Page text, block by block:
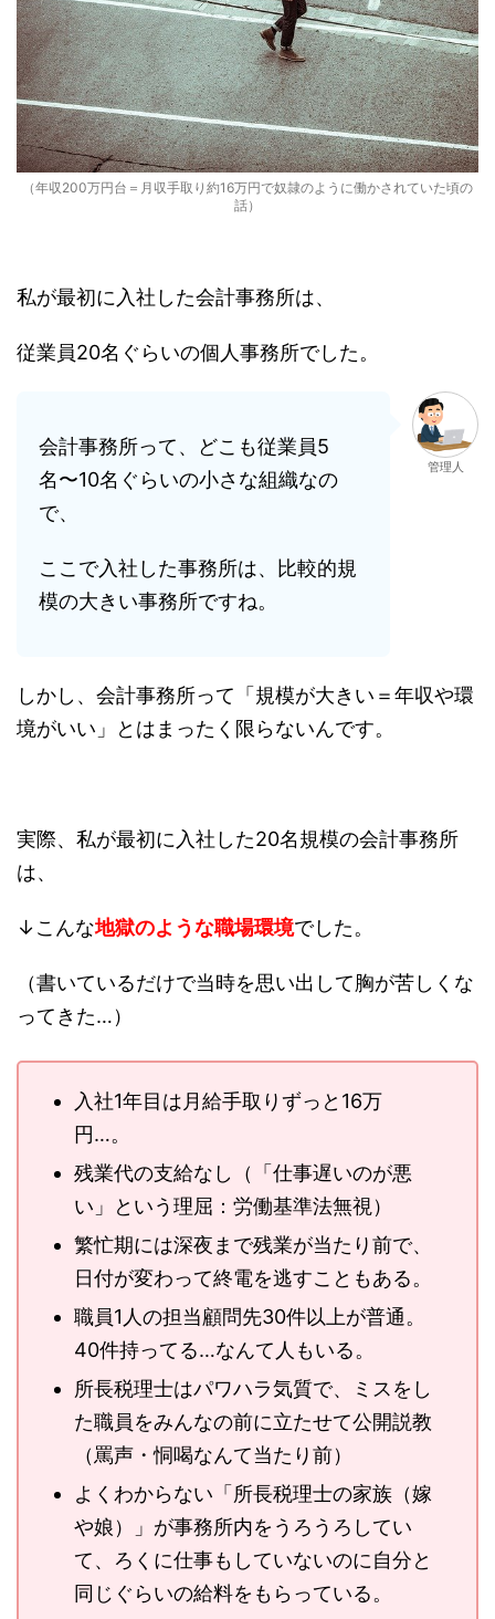
（年収200万円台＝月収手取り約16万円で奴隷のように働かされていた頃の
話）
私が最初に入社した会計事務所は、
従業員20名ぐらいの個人事務所でした。
会計事務所って、どこも従業員5
名〜10名ぐらいの小さな組織なの
で、
ここで入社した事務所は、比較的規
模の大きい事務所ですね。
管理人
しかし、会計事務所って「規模が大きい＝年収や環
境がいい」とはまったく限らないんです。
実際、私が最初に入社した20名規模の会計事務所
は、
↓こんな地獄のような職場環境でした。
（書いているだけで当時を思い出して胸が苦しくな
ってきた…）
入社1年目は月給手取りずっと16万
円…。
残業代の支給なし（「仕事遅いのが悪
い」という理屈：労働基準法無視）
繁忙期には深夜まで残業が当たり前で、
日付が変わって終電を逃すこともある。
職員1人の担当顧問先30件以上が普通。
40件持ってる…なんて人もいる。
所長税理士はパワハラ気質で、ミスをし
た職員をみんなの前に立たせて公開説教
（罵声・恫喝なんて当たり前）
よくわからない「所長税理士の家族（嫁
や娘）」が事務所内をうろうろしてい
て、ろくに仕事もしていないのに自分と
同じぐらいの給料をもらっている。